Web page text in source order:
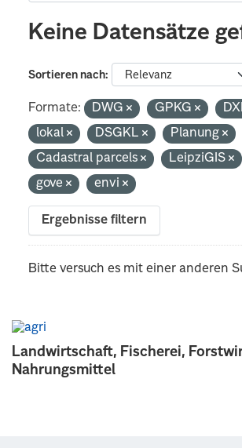
Landwirtschaft, Fischerei,
Nahrungsmittel
Keine Datensätze
Sortieren nach
Formate: DWG GPKG
lokal
DSGKL
Planung
Cadastral parcels
LeipziGIS
gove
envi
Ergebnisse filtern
Bitte versuch es mit einer anderen